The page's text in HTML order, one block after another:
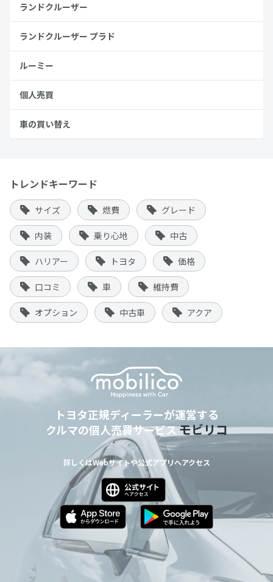
ランドクルーザー
ランドクルーザー プラド
ルーミー
個人売買
車の買い替え
トレンドキーワード
サイズ 燃費 グレード
内装 乗り心地 中古
ハリアー トヨタ 価格
口コミ 車 維持費
オプション 中古車 アクア
トヨタ正規ディーラーが運営する
クルマの個人売買サービスモビリコ
詳しくはWebサイトや公式アプリへアクセス